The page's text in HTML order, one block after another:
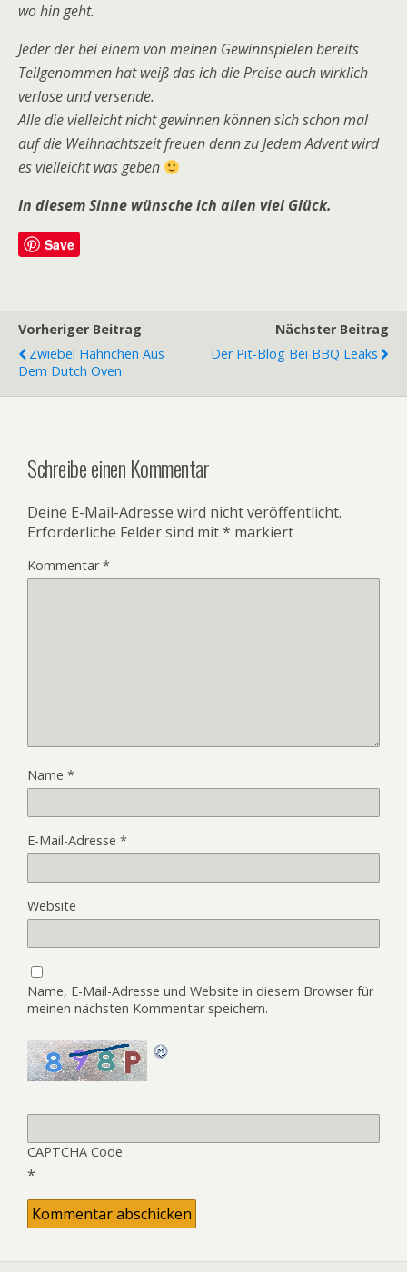
wo hin geht.
Jeder der bei einem von meinen Gewinnspielen bereits
Teilgenommen hat weiß das ich die Preise auch wirklich
verlose und versende.
Alle die vielleicht nicht gewinnen können sich schon mal
auf die Weihnachtszeit freuen denn zu Jedem Advent wird
es vielleicht was geben
In diesem Sinne wünsche ich allen viel Glück.
Save
Vorheriger Beitrag
Zwiebel Hähnchen Aus
Dem Dutch Oven
Nächster Beitrag
Der Pit-Blog Bei BBQ Leaks
Schreibe einen Kommentar
Deine E-Mail-Adresse wird nicht veröffentlicht.
Erforderliche Felder sind mit* markiert
Kommentar*
Name *
E-Mail-Adresse *
Website
Name, E-Mail-Adresse und Website in diesem Browser für
meinen nächsten Kommentar speichern.
CAPTCHA Code
*